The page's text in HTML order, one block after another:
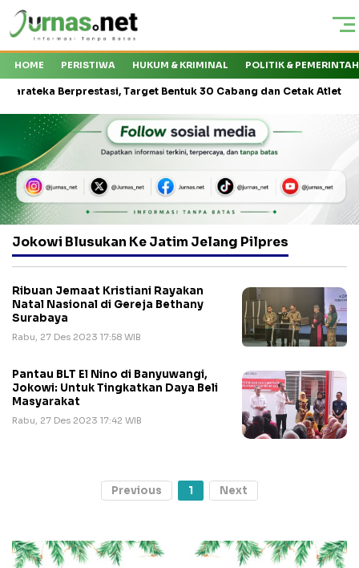
HOME PERISTIWA HUKUM & KRIMINAL POLITIK &
Berprestasi, Target Bentuk 30 Cabang dan Cetak Atlet Nasional
Jokowi Blusukan Ke Jatim Jelang Pilpres
Ribuan Jemaat Kristiani Rayakan
Natal Nasional di Gereja Bethany
Surabaya
Rabu, 27 Des 2023 17:58 WIB
Pantau BLT El Nino di Banyuwangi,
Jokowi: Untuk Tingkatkan Daya Beli
Masyarakat
Rabu, 27 Des 2023 17:42 WIB
Previous 1 Next